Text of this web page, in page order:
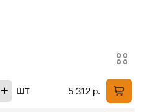
+ шт 5 312 р.